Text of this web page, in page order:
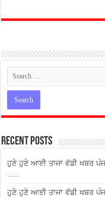
Recent Posts
ਹੁਣੇ ਹੁਣੇ ਆਈ ਤਾਜਾ ਵੱਡੀ ਖਬਰ
…..
ਹੁਣੇ ਹੁਣੇ ਆਈ ਤਾਜਾ ਵੱਡੀ ਖਬਰ